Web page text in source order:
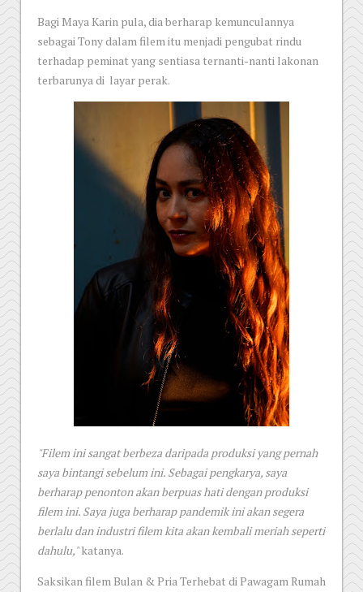
Bagi Maya Karin pula, dia berharap kemunculannya
sebagai Tony dalam filem itu menjadi pengubat rindu
terhadap peminat yang sentiasa ternanti-nanti lakonan
terbarunya di layar perak.
"Filem ini sangat berbeza daripada produksi yang pernah
saya bintangi sebelum ini. Sebagai pengkarya, saya
berharap penonton akan berpuas hati dengan produksi
filem ini. Saya juga berharap pandemik ini akan segera
berlalu dan industri filem kita akan kembali meriah seperti
dahulu,"katanya.
Saksikan filem Bulan & Pria Terhebat di Pawagam Rumah